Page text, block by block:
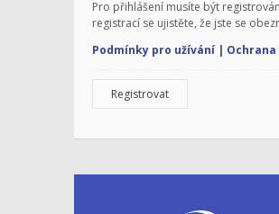
Pro přihlášení musíte být
registrací se ujistěte, že jste se
Podmínky pro užívání |
Registrovat